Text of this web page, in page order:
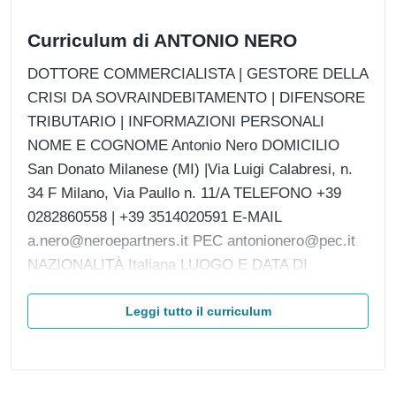
Curriculum di ANTONIO NERO
DOTTORE COMMERCIALISTA | GESTORE DELLA
CRISI DA SOVRAINDEBITAMENTO | DIFENSORE
TRIBUTARIO | INFORMAZIONI PERSONALI
NOME E COGNOME Antonio Nero DOMICILIO
San Donato Milanese (MI) |Via Luigi Calabresi, n.
34 F Milano, Via Paullo n. 11/A TELEFONO +39
0282860558 | +39 3514020591 E-MAIL
a.nero@neroepartners.it PEC antonionero@pec.it
NAZIONALITÀ Italiana LUOGO E DATA DI
ODCEC DI MILANO Ordine dei Commercialisti ed
Leggi tutto il curriculum